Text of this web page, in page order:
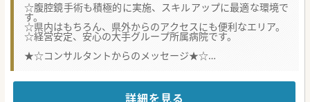
☆腹腔鏡手術も積極的に実施、スキルアップに最適な環境で
す。
☆県内はもちろん、県外からのアクセスにも便利なエリア。
☆経営安定、安心の大手グループ所属病院です。
★☆コンサルタントからのメッセージ★☆
大手法人所属、地域の「かかりつけ病院」で医師を募集！
す。
託児所の整備、事務作業者の配置等、勤務医師の負担軽減に
詳細を見る